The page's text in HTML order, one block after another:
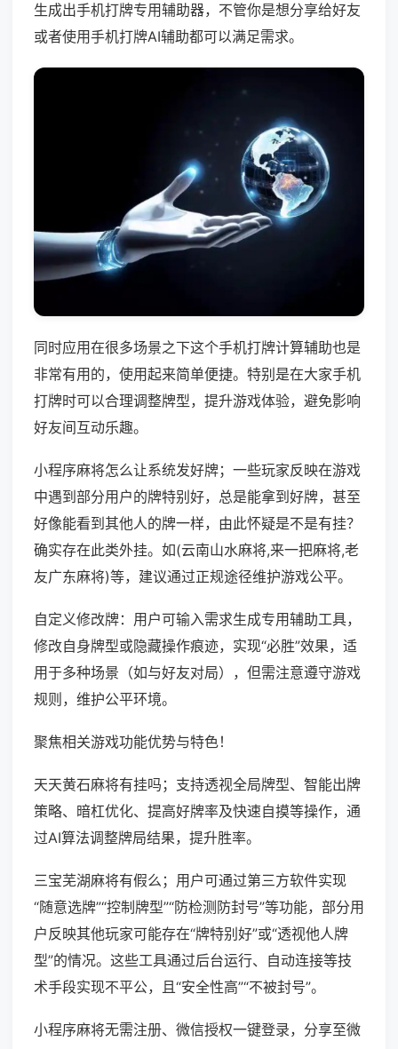
生成出手机打牌专用辅助器，不管你是想分享给好友
或者使用手机打牌AI辅助都可以满足需求。
同时应用在很多场景之下这个手机打牌计算辅助也是
非常有用的，使用起来简单便捷。特别是在大家手机
打牌时可以合理调整牌型，提升游戏体验，避免影响
好友间互动乐趣。
小程序麻将怎么让系统发好牌；一些玩家反映在游戏
中遇到部分用户的牌特别好，总是能拿到好牌，甚至
好像能看到其他人的牌一样，由此怀疑是不是有挂？
确实存在此类外挂。如(云南山水麻将,来一把麻将,老
友广东麻将)等，建议通过正规途径维护游戏公平。
自定义修改牌：用户可输入需求生成专用辅助工具，
修改自身牌型或隐藏操作痕迹，实现“必胜”效果，适
用于多种场景（如与好友对局），但需注意遵守游戏
规则，维护公平环境。
聚焦相关游戏功能优势与特色！
天天黄石麻将有挂吗；支持透视全局牌型、智能出牌
策略、暗杠优化、提高好牌率及快速自摸等操作，通
过AI算法调整牌局结果，提升胜率。
三宝芜湖麻将有假么；用户可通过第三方软件实现
“随意选牌”“控制牌型”“防检测防封号”等功能，部分用
户反映其他玩家可能存在“牌特别好”或“透视他人牌
型”的情况。这些工具通过后台运行、自动连接等技
术手段实现不平公，且“安全性高”“不被封号”。
小程序麻将无需注册、微信授权一键登录，分享至微